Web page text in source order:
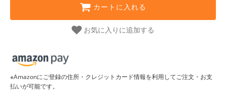
カートに入れる
お気に入りに追加する
※Amazonにご登録の住所・クレジットカード情報を利用してご注文・お支
払いが可能です。